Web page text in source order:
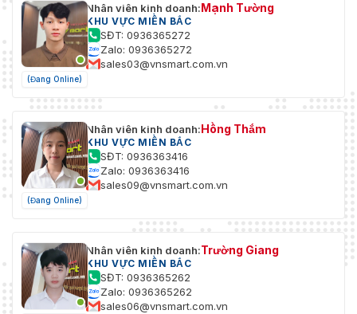
(Đang Online)
Nhân viên kinh doanh:Mạnh Tường
KHU VỰC MIỀN BẮC
SĐT: 0936365272
Zalo: 0936365272
sales03@vnsmart.com.vn
(Đang Online)
Nhân viên kinh doanh:Hồng Thắm
KHU VỰC MIỀN BẮC
SĐT: 0936363416
Zalo: 0936363416
sales09@vnsmart.com.vn
Nhân viên kinh doanh:Trường Giang
KHU VỰC MIỀN BẮC
SĐT: 0936365262
Zalo: 0936365262
sales06@vnsmart.com.vn